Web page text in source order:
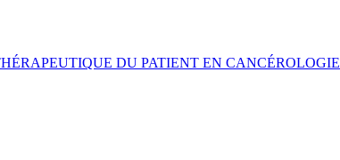
DU PATIENT EN CANCÉROLOGIE